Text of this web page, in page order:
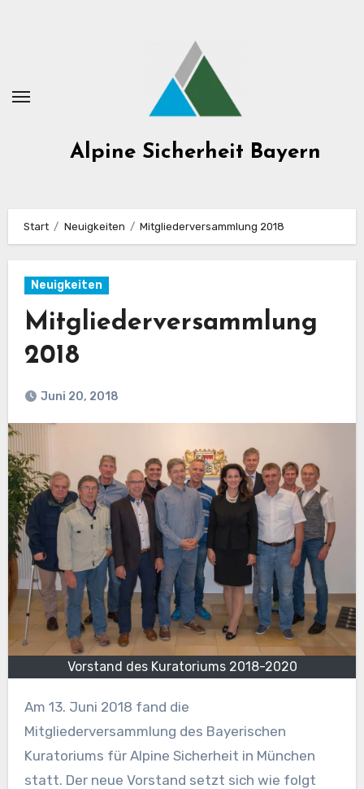
Alpine Sicherheit Bayern
Start Neuigkeiten Mitgliederversammlung 2018
Neuigkeiten
Mitgliederversammlung
2018
Juni 20, 2018
Vorstand des Kuratoriums 2018-2020
Am 13. Juni 2018 fand die
Mitgliederversammlung des Bayerischen
Kuratoriums für Alpine Sicherheit in München
statt. Der neue Vorstand setzt sich wie folgt